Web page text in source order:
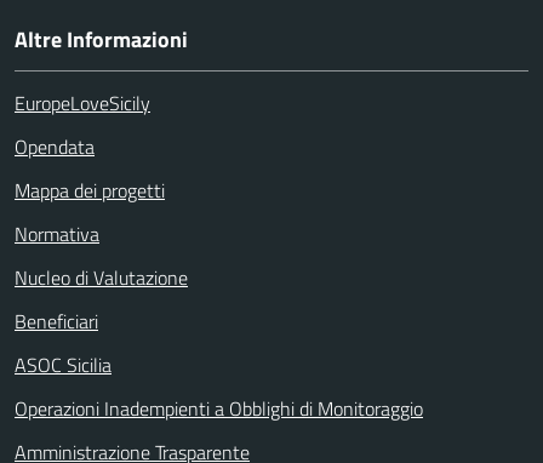
Altre Informazioni
EuropeLoveSicily
Opendata
Mappa dei progetti
Normativa
Nucleo di Valutazione
Beneficiari
ASOC Sicilia
Operazioni Inadempienti a Obblighi di Monitoraggio
Amministrazione Trasparente